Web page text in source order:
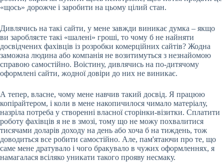
«щось» дорожче і заробити на цьому цілий стан.
Дивлячись на такі сайти, у мене завжди виникає думка – якщо
ви заробляєте такі «шалені» гроші, то чому б не найняти
досвідчених фахівців із розробки комерційних сайтів? Жодна
заможна людина або компанія не возитимуться з незнайомою
справою самостійно. Воістину, дивлячись на по-дитячому
оформлені сайти, жодної довіри до них не виникає.
А тепер, власне, чому мене навчив такий досвід. Я працюю
копірайтером, і коли в мене накопичилося чимало матеріалу,
назріла потреба у створенні власної сторінки-візитки. Сплатити
роботу фахівців я не в змозі, тому що не можу похвалитися
тисячами доларів доходу на день або хоча б на тиждень, тож
доводиться все робити самостійно. Але, пам'ятаючи про те, що
саме мене дратувало і чого бракувало в чужих оформленнях, я
намагалася всіляко уникати такого прояву несмаку.